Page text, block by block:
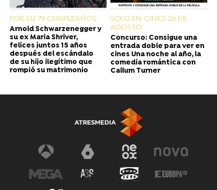
POR SU 79 CUMPLEAÑOS
Arnold Schwarzenegger y
su ex Maria Shriver,
felices juntos 15 años
después del escándalo
de su hijo ilegítimo que
rompió su matrimonio
SOLO EN CINES 26 DE
AGOSTO
Concurso: Consigue una
entrada doble para ver en
cines Una noche al año, la
comedia romántica con
Callum Turner